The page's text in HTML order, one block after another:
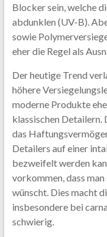
Blocker sein, welche
abdunklen (UV-B).
sowie
eher die Regel als
Der heutige Trend
höhere
moderne Produkte
klassischen Detailern.
das
Detailers auf einer
bezweifelt werden
vorkommen, dass
wünscht. Dies macht
insbesondere bei
schwierig.